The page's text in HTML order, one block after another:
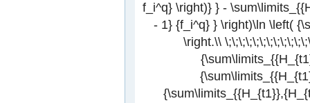
f_i^q} \right)} } -
- 1} {f_i^q} } \right)\ln \left(
\right.\\